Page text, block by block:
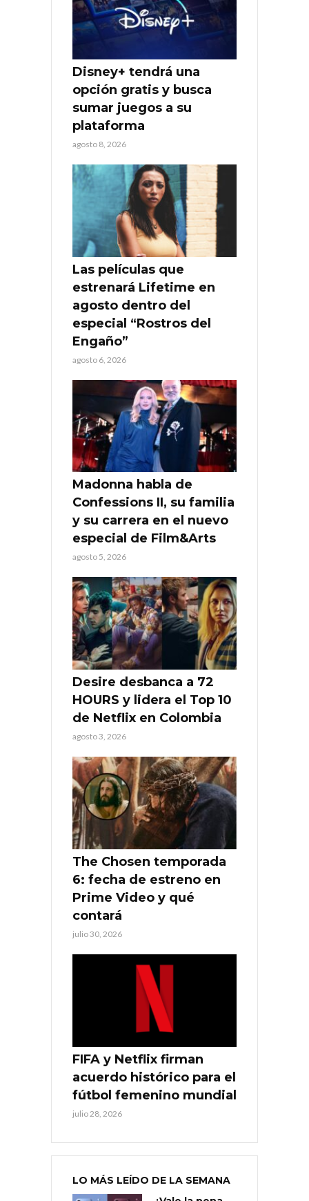
Disney+ tendrá una
opción gratis y busca
sumar juegos a su
plataforma
agosto 8, 2026
Las películas que
estrenará Lifetime en
agosto dentro del
especial “Rostros del
Engaño”
agosto 6, 2026
Madonna habla de
Confessions II, su familia
y su carrera en el nuevo
especial de Film&Arts
agosto 5, 2026
Desire desbanca a 72
HOURS y lidera el Top 10
de Netflix en Colombia
agosto 3, 2026
The Chosen temporada
6: fecha de estreno en
Prime Video y qué
contará
julio 30, 2026
FIFA y Netflix firman
acuerdo histórico para el
fútbol femenino mundial
julio 28, 2026
LO MÁS LEÍDO DE LA SEMANA